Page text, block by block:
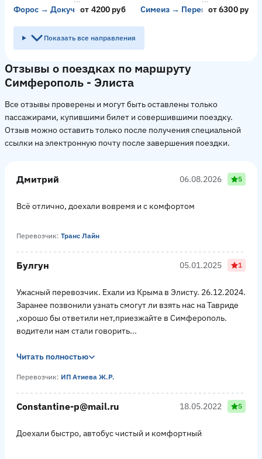
Форос → Докучаевскот 4200 руб Симеиз → Перевальскот 6300 руб
Показать все направления
Отзывы о поездках по маршруту
Симферополь - Элиста
Все отзывы проверены и могут быть оставлены только
пассажирами, купившими билет и совершившими поездку.
Отзыв можно оставить только после получения специальной
ссылки на электронную почту после завершения поездки.
Дмитрий 06.08.2026 5
Всë отлично, доехали вовремя и с комфортом
Перевозчик: Транс Лайн
Булгун 05.01.2025 1
Ужасный перевозчик. Ехали из Крыма в Элисту. 26.12.2024.
Заранее позвонили узнать смогут ли взять нас на Тавриде
,хорошо бы ответили нет,приезжайте в Симферополь.
водители нам стали говорить...
Читать полностью
Перевозчик: ИП Атиева Ж.Р.
Constantine-p@mail.ru 18.05.2022 5
Доехали быстро, автобус чистый и комфортный